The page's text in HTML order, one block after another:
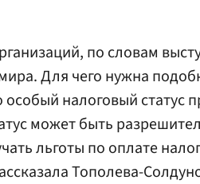
по словам
Для чего нужна
особый налоговый статус
может быть
льготы по оплате
Тополева-